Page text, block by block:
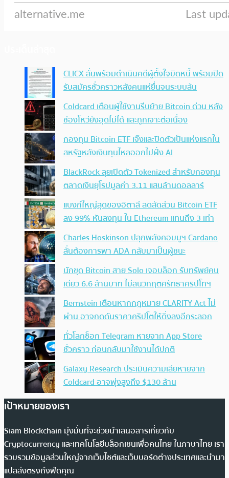
CLICX ลั่นพร้อมดำเนินคดีผู้ตั้งใจบิดหนี้ พร้อมปิด
รับสมัครชั่วคราวหลังคนแห่ยื่นจนระบบล้น
Coldcard เตือนผู้ใช้งานรีบย้าย Bitcoin ด่วน หลัง
ช่องโหว่ยังอุดไม่ได้ และถูกเจาะต่อเนื่อง
กองทุน Bitcoin ETF เจ๊งและปิดตัวเป็นแห่งแรกใน
สหรัฐหลังเงินทุนไหลออกไปฝั่ง AI
BlackRock ลุยเปิดตัว Tokenized สำหรับกองทุน
ตลาดเงินยุโรปมูลค่า 3.11 แสนล้านดอลลาร์
แบงก์ใหญ่สุดของอิตาลี ลดสัดส่วน Bitcoin ETF
ลง 99% หันลงทุน ใน Ethereum แทนถึง 3 เท่า
Charles Hoskinson ปลุกพลังคอมมูฯ Cardano
ลั่นต้องการพา ADA กลับมาเป็นผู้ชนะ
นักขุด Bitcoin สาย Solo เจอบล็อก รับทรัพย์คน
เดียว 6.6 ล้านบาท ไม่สนวิกฤตศรัทธาคริปโทฯ
Bernstein เตือนหากกฎหมาย CLARITY Act ไม่
ผ่าน อาจกดดันราคาคริปโตให้ดิ่งลงอีกระลอก
ทั่วโลกช็อก Telegram หายจาก App Store
ชั่วคราว ก่อนกลับมาใช้งานได้ปกติ
Galaxy Research ประเมินความเสียหายจาก
Coldcard อาจพุ่งสูงถึง $130 ล้าน
เป้าหมายของเรา
Siam Blockchain มุ่งมั่นที่จะช่วยนำเสนอสารเกี่ยวกับ
Cryptocurrency และเทคโนโลยีบล็อกเชนเพื่อคนไทย ในภาษาไทย เรา
รวบรวมข้อมูลส่วนใหญ่จากเว็บไซต์และเว็บบอร์ดต่างประเทศและนำมา
แปลส่งตรงถึงฟีดคุณ